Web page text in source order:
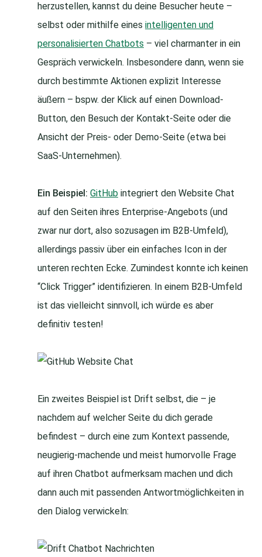
herzustellen, kannst du deine Besucher heute –
selbst oder mithilfe eines intelligenten und
personalisierten Chatbots – viel charmanter in ein
Gespräch verwickeln. Insbesondere dann, wenn sie
durch bestimmte Aktionen explizit Interesse
äußern – bspw. der Klick auf einen Download-
Button, den Besuch der Kontakt-Seite oder die
Ansicht der Preis- oder Demo-Seite (etwa bei
SaaS-Unternehmen).
Ein Beispiel: GitHub integriert den Website Chat
auf den Seiten ihres Enterprise-Angebots (und
zwar nur dort, also sozusagen im B2B-Umfeld),
allerdings passiv über ein einfaches Icon in der
unteren rechten Ecke. Zumindest konnte ich keinen
“Click Trigger” identifizieren. In einem B2B-Umfeld
ist das vielleicht sinnvoll, ich würde es aber
definitiv testen!
Ein zweites Beispiel ist Drift selbst, die – je
nachdem auf welcher Seite du dich gerade
befindest – durch eine zum Kontext passende,
neugierig-machende und meist humorvolle Frage
auf ihren Chatbot aufmerksam machen und dich
dann auch mit passenden Antwortmöglichkeiten in
den Dialog verwickeln: